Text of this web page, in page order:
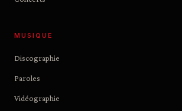
MUSIQUE
Discographie
Paroles
Vidéographie